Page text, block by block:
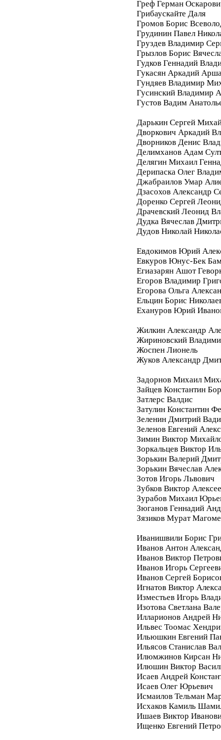
Греф Герман
Грибаускайте Даля
Громов Борис
Грудинин Павел
Груздев Владимир
Грызлов Борис
Гудков Геннадий
Гукасян Аркадий
Гундяев Владимир
Гусинский Владимир
Густов Вадим
Дарькин Сергей
Дворкович Аркадий
Дворников Денис
Делимханов Адам
Делягин Михаил
Дерипаска Олег
Джабраилов Умар
Дзасохов Александр
Доренко Сергей
Драчевский Леонид
Дудка Вячеслав
Дудов Николай
Евдокимов Юрий
Евкуров Юнус-Бек
Егиазарян Ашот
Егоров Владимир
Егорова Ольга
Ельцин Борис
Ехануров Юрий
Жилкин Александр
Жириновский
Жоспен Лионель
Жуков Александр
Задорнов Михаил
Зайцев Константин
Затлерс Валдис
Затулин Константин
Зеленин Дмитрий
Зеленов Евгений
Зимин Виктор
Зоркальцев Виктор
Зорькин Валерий
Зорькин Вячеслав
Зотов Игорь Львович
Зубков Виктор
Зурабов Михаил
Зюганов Геннадий
Зязиков Мурат
Иванишвили Борис
Иванов Антон
Иванов Виктор
Иванов Игорь
Иванов Сергей
Игнатов Виктор
Изместьев Игорь
Изотова Светлана
Илларионов Андрей
Ильвес Тоомас
Ильюшкин Евгений
Ильясов Станислав
Илюмжинов Кирсан
Илюшин Виктор
Исаев Андрей
Исаев Олег Юрьевич
Исмаилов Тельман
Исхаков Камиль
Ишаев Виктор
Ищенко Евгений